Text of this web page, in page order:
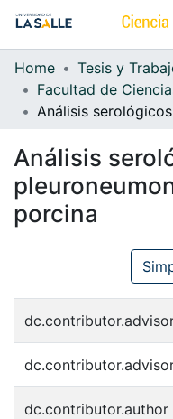
Communities &
All of DSpace
Home
Tesis y
Análisis
porcina
dc.contributor.author